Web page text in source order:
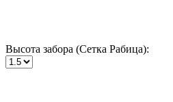
Высота забора (Сетка Рабица):